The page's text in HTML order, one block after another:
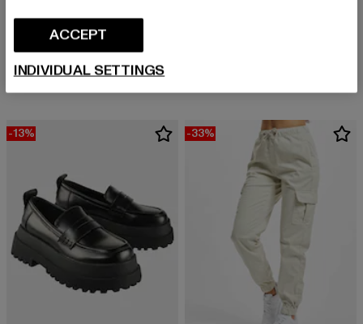
CLOUD5IVE
Chiffon
EUR 16,99
Derzeitiger Preis: EUR 16,99
EUR 19,99Aktionspreis: EUR 19,99
-13% -33%
ACCEPT
INDIVIDUAL SETTINGS